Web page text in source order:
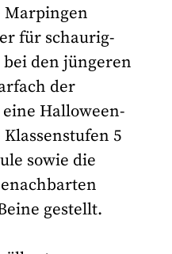
Marpingen
für schaurig-
den jüngeren
der
Halloween-
5
sowie die
gestellt.